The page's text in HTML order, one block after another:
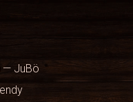
— JuBö